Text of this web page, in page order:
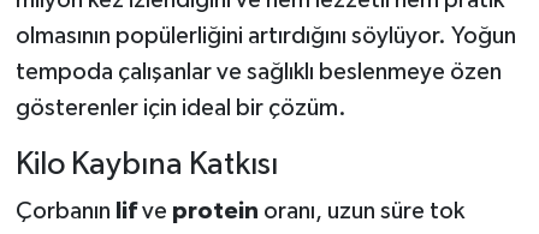
olmasının popülerliğini artırdığını söylüyor. Yoğun
tempoda çalışanlar ve sağlıklı beslenmeye özen
gösterenler için ideal bir çözüm.
Kilo Kaybına Katkısı
Çorbanın lifve protein oranı, uzun süre tok